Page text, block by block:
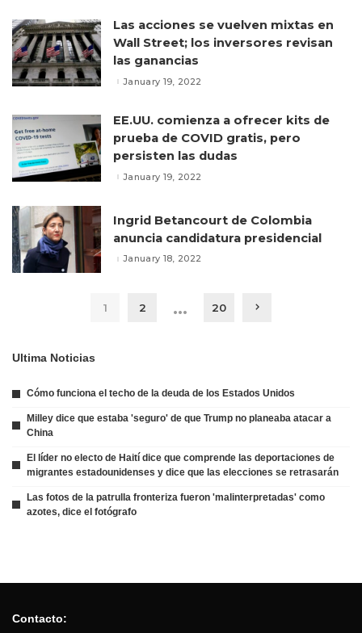
Las acciones se vuelven mixtas en
Wall Street; los inversores revisan
las ganancias
January 19, 2022
EE.UU. comienza a ofrecer kits de
prueba de COVID gratis, pero
persisten las dudas
January 19, 2022
Ingrid Betancourt de Colombia
anuncia candidatura presidencial
January 18, 2022
1 2 … 20
Ultima Noticias
Cómo funciona el techo de la deuda de los Estados Unidos
Milley dice que estaba 'seguro' de que Trump no planeaba atacar a
China
El líder no electo de Haití dice que comprende las deportaciones de
migrantes estadounidenses y dice que las elecciones se retrasarán
Las fotos de la patrulla fronteriza fueron 'malinterpretadas' como
azotes, dice el fotógrafo
Contacto: